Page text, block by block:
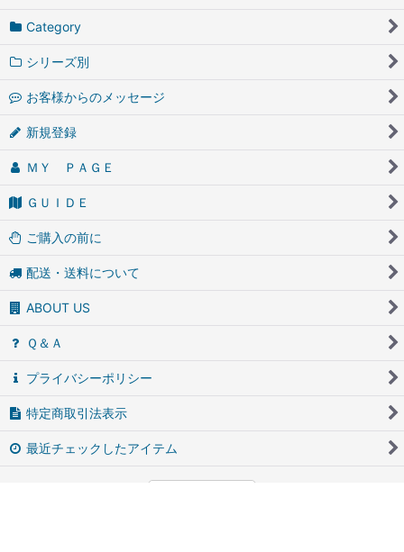
Category
シリーズ別
お客様からのメッセージ
新規登録
ＭＹ ＰＡＧＥ
ＧＵＩＤＥ
ご購入の前に
配送・送料について
ABOUT US
Ｑ＆Ａ
プライバシーポリシー
特定商取引法表示
最近チェックしたアイテム